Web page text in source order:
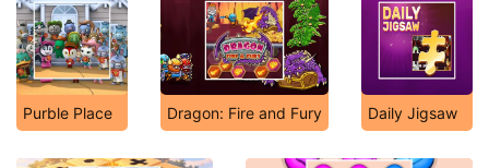
Purble Place Dragon: Fire and Fury Daily Jigsaw